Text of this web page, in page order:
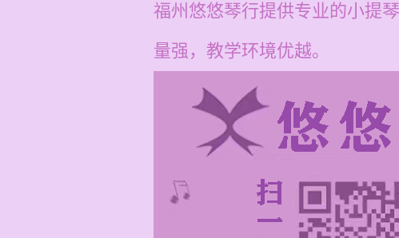
福州悠悠琴行提供专业的小提
量强，教学环境优越。